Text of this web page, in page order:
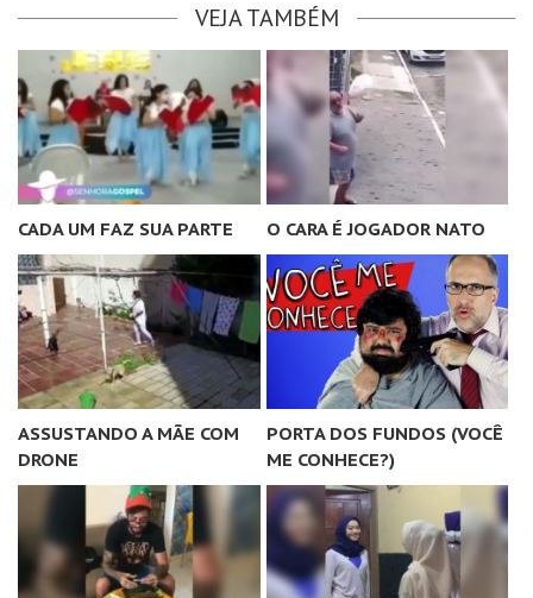
VEJA TAMBÉM
CADA UM FAZ SUA PARTE O CARA É JOGADOR NATO
ASSUSTANDO A MÃE COM
DRONE
PORTA DOS FUNDOS (VOCÊ
ME CONHECE?)